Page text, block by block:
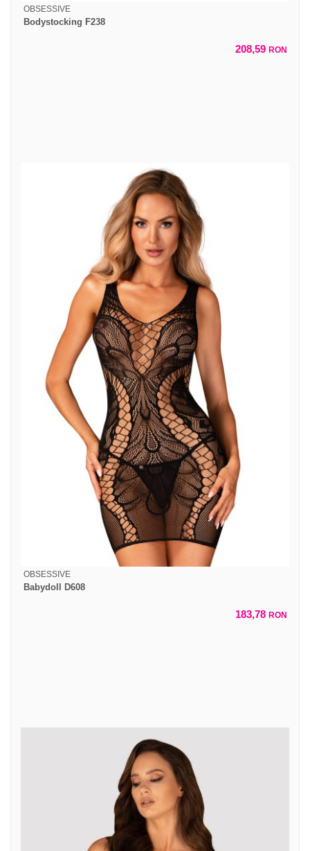
OBSESSIVE
Bodystocking F238
208,59 RON
OBSESSIVE
Babydoll D608
183,78 RON